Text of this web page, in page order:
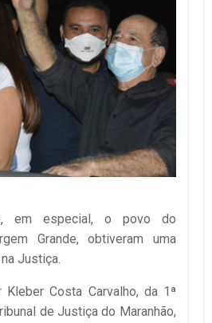
em especial, o povo do
Grande, obtiveram uma
Justiça.
Kleber Costa Carvalho, da 1ª
de Justiça do Maranhão,